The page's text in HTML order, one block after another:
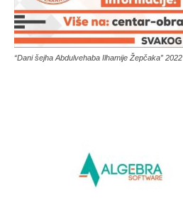
“Dani šejha Abdulvehaba Ilhamije Žepčaka” 2022